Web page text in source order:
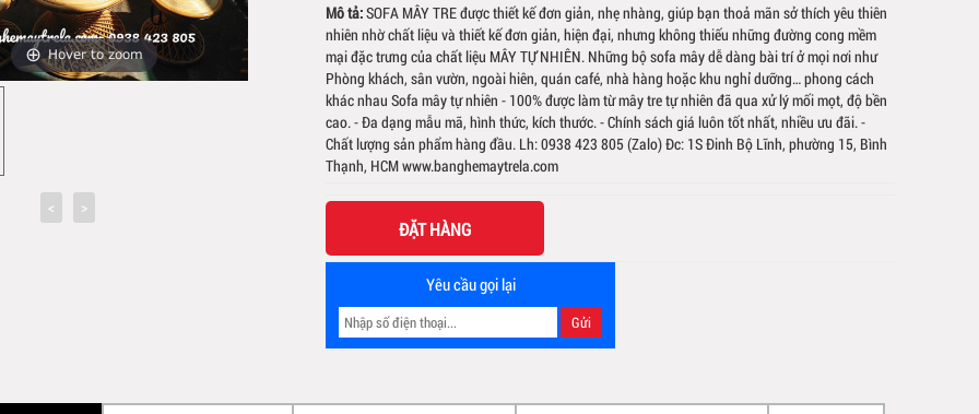
Hover to zoom
Mô tả:SOFA MÂY TRE được thiết kế đơn giản, nhẹ nhàng, giúp bạn thoả mãn sở thích yêu thiên
nhiên nhờ chất liệu và thiết kế đơn giản, hiện đại, nhưng không thiếu những đường cong mềm
mại đặc trưng của chất liệu MÂY TỰ NHIÊN.️ Những bộ sofa mây dễ dàng bài trí ở mọi nơi như
Phòng khách, sân vườn, ngoài hiên, quán café, nhà hàng hoặc khu nghỉ dưỡng… phong cách
khác nhau Sofa mây tự nhiên - 100% được làm từ mây tre tự nhiên đã qua xử lý mối mọt, độ bền
cao. - Đa dạng mẫu mã, hình thức, kích thước. - Chính sách giá luôn tốt nhất, nhiều ưu đãi. -
Chất lượng sản phẩm hàng đầu. Lh: 0938 423 805 (Zalo) Đc: 1S Đinh Bộ Lĩnh, phường 15, Bình
Thạnh, HCM www.banghemaytrela.com
ĐẶT HÀNG
Yêu cầu gọi lại